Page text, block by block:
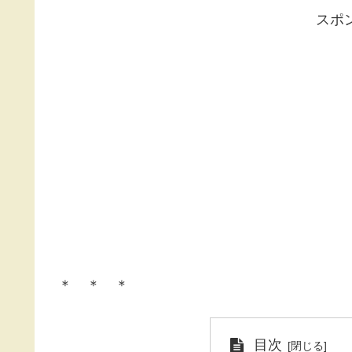
スポ
＊ ＊ ＊
目次